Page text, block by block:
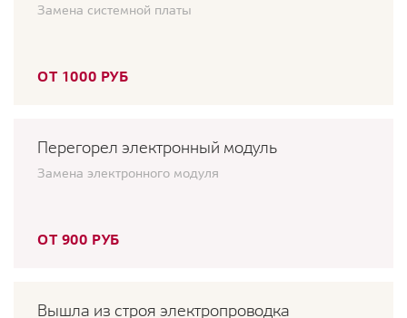
Замена системной платы
ОТ 1000 РУБ
Перегорел электронный модуль
Замена электронного модуля
ОТ 900 РУБ
Вышла из строя электропроводка